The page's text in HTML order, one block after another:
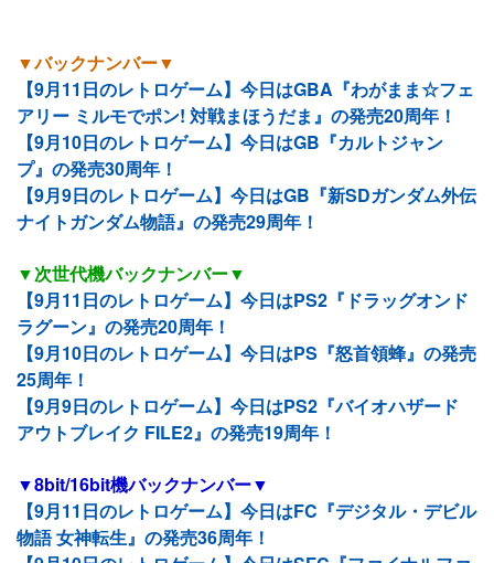
▼バックナンバー▼
【9月11日のレトロゲーム】今日はGBA『わがまま☆フェ
アリー ミルモでポン! 対戦まほうだま』の発売20周年！
【9月10日のレトロゲーム】今日はGB『カルトジャン
プ』の発売30周年！
【9月9日のレトロゲーム】今日はGB『新SDガンダム外伝
ナイトガンダム物語』の発売29周年！
▼次世代機バックナンバー▼
【9月11日のレトロゲーム】今日はPS2『ドラッグオンド
ラグーン』の発売20周年！
【9月10日のレトロゲーム】今日はPS『怒首領蜂』の発売
25周年！
【9月9日のレトロゲーム】今日はPS2『バイオハザード
アウトブレイク FILE2』の発売19周年！
▼8bit/16bit機バックナンバー▼
【9月11日のレトロゲーム】今日はFC『デジタル・デビル
物語 女神転生』の発売36周年！